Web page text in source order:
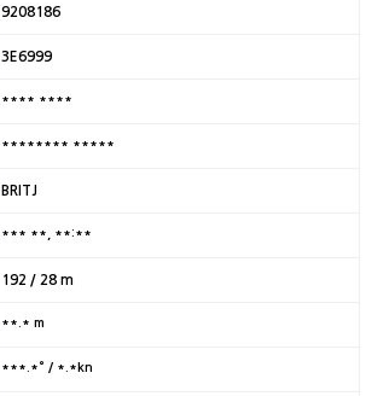
9208186
3E6999
**** ****
******** *****
BRITJ
*** **, **:**
192 / 28 m
**.* m
***.*° / *.*kn